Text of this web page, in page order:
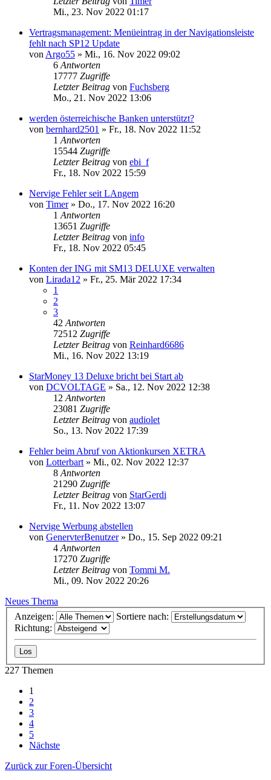
Mi., 23. Nov 2022 01:17
Vertragsmanagement: Menüeintrag in der Navigationsleiste
fehlt nach SP12 Update
von Argo55 » Mi., 16. Nov 2022 09:02
6 Antworten
17777 Zugriffe
Letzter Beitrag von Fuchsberg
Mo., 21. Nov 2022 13:06
werden österreichische Banken unterstützt?
von bernhard2501 » Fr., 18. Nov 2022 11:52
1 Antworten
15544 Zugriffe
Letzter Beitrag von ebi_f
Fr., 18. Nov 2022 15:59
Nervige Fehler seit LAngem
von Timer» Do., 17. Nov 2022 16:20
1 Antworten
13651 Zugriffe
Letzter Beitrag von info
Fr., 18. Nov 2022 05:45
Konten der ING mit SM13 DELUXE verwalten
von Lirada12 » Fr., 25. Mär 2022 17:34
1
2
3
42 Antworten
72512 Zugriffe
Letzter Beitrag von Reinhard6686
Mi., 16. Nov 2022 13:19
StarMoney 13 Deluxe bricht bei Start ab
von DCVOLTAGE » Sa., 12. Nov 2022 12:38
12 Antworten
23081 Zugriffe
Letzter Beitrag von audiolet
So., 13. Nov 2022 17:39
Fehler beim Abruf von Aktionkursen XETRA
von Lotterbart » Mi., 02. Nov 2022 12:37
8 Antworten
21290 Zugriffe
Letzter Beitrag von StarGerdi
Fr., 11. Nov 2022 13:07
Nervige Werbung abstellen
von GenervterBenutzer» Do., 15. Sep 2022 09:21
4 Antworten
17270 Zugriffe
Letzter Beitrag von Tommi M.
Mi., 09. Nov 2022 20:26
Neues Thema
Anzeigen:
Sortiere nach:
Richtung:
227 Themen
1
2
3
4
5
Nächste
Zurück zur Foren-Übersicht